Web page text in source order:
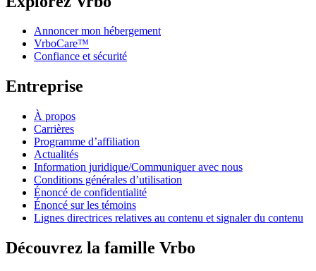
Annoncer mon hébergement
VrboCare™
Confiance et sécurité
Entreprise
À propos
Carrières
Programme d’affiliation
Actualités
Information juridique/Communiquer avec nous
Conditions générales d’utilisation
Énoncé de confidentialité
Énoncé sur les témoins
Lignes directrices relatives au contenu et signaler du contenu
Découvrez la famille Vrbo